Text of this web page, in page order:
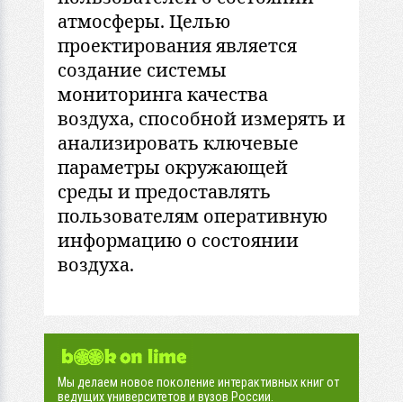
атмосферы. Целью
проектирования является
создание системы
мониторинга качества
воздуха, способной измерять и
анализировать ключевые
параметры окружающей
среды и предоставлять
пользователям оперативную
информацию о состоянии
воздуха.
Мы делаем новое поколение интерактивных книг от
ведущих университетов и вузов России.